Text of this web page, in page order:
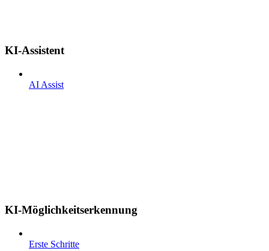
KI-Assistent
AI Assist
KI-Möglichkeitserkennung
Erste Schritte